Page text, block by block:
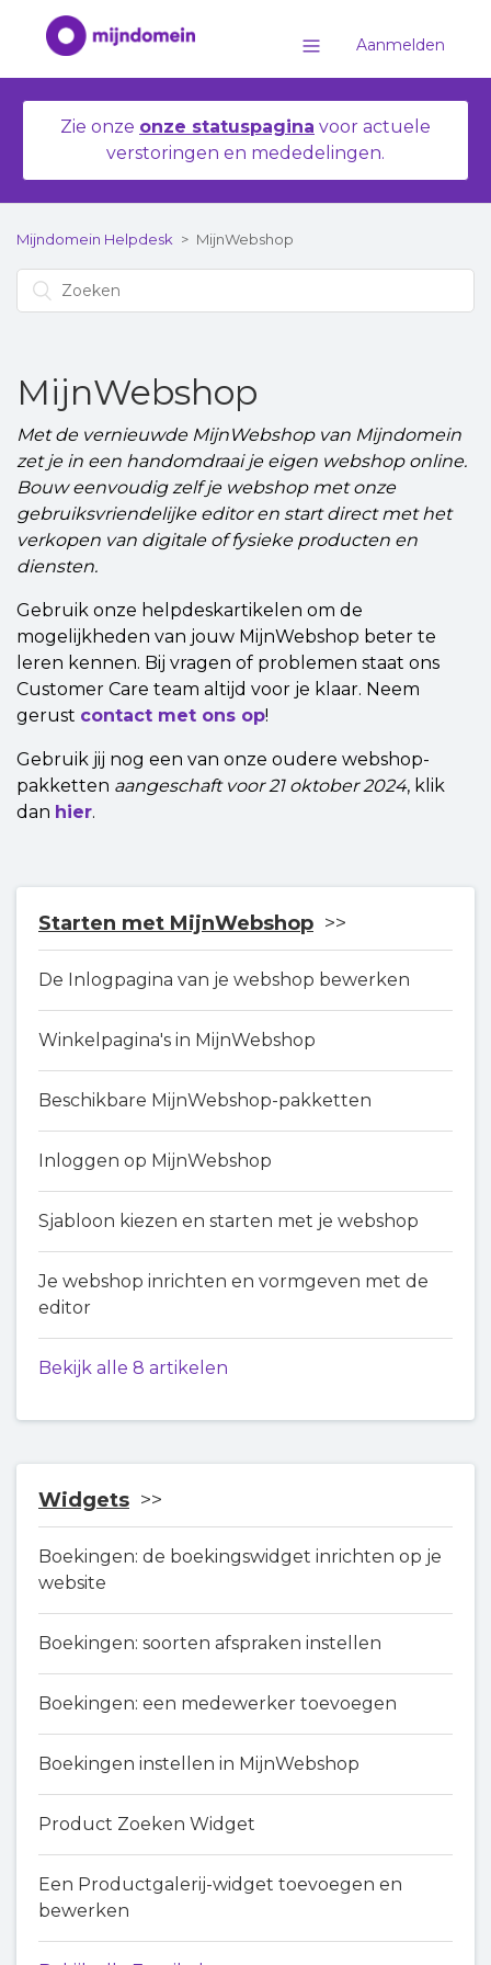
Aanmelden
Zie onze onze statuspagina voor actuele
verstoringen en mededelingen.
Mijndomein Helpdesk MijnWebshop
MijnWebshop
Met de vernieuwde MijnWebshop van Mijndomein
zet je in een handomdraai je eigen webshop online.
Bouw eenvoudig zelf je webshop met onze
gebruiksvriendelijke editor en start direct met het
verkopen van digitale of fysieke producten en
diensten.
Gebruik onze helpdeskartikelen om de
mogelijkheden van jouw MijnWebshop beter te
leren kennen. Bij vragen of problemen staat ons
Customer Care team altijd voor je klaar. Neem
gerust contact met ons op!
Gebruik jij nog een van onze oudere webshop-
pakketten aangeschaft voor 21 oktober 2024, klik
dan hier.
Starten met MijnWebshop
De Inlogpagina van je webshop bewerken
Winkelpagina's in MijnWebshop
Beschikbare MijnWebshop-pakketten
Inloggen op MijnWebshop
Sjabloon kiezen en starten met je webshop
Je webshop inrichten en vormgeven met de
editor
Bekijk alle 8 artikelen
Widgets
Boekingen: de boekingswidget inrichten op je
website
Boekingen: soorten afspraken instellen
Boekingen: een medewerker toevoegen
Boekingen instellen in MijnWebshop
Product Zoeken Widget
Een Productgalerij-widget toevoegen en
bewerken